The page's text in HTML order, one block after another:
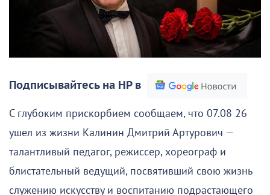
Подписывайтесь на НР в
С глубоким прискорбием сообщаем, что 07.08 26
ушел из жизни Калинин Дмитрий Артурович —
талантливый педагог, режиссер, хореограф и
блистательный ведущий, посвятивший свою жизнь
служению искусству и воспитанию подрастающего